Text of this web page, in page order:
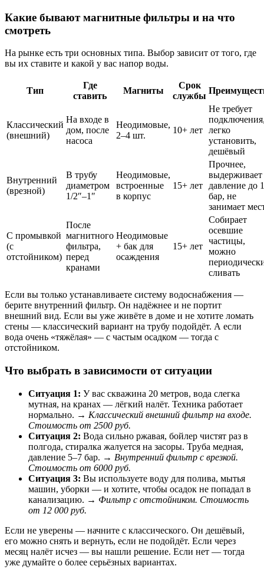
Какие бывают магнитные фильтры и на что
смотреть
На рынке есть три основных типа. Выбор зависит от того, где
вы их ставите и какой у вас напор воды.
Тип
Где
ставить
Магниты
Срок
службы
Классический
(внешний)
На входе в
дом, после
насоса
Неодимовые,
2–4 шт.
10+ лет
Не требует
легко
установить,
дешёвый
Внутренний
(врезной)
В трубу
диаметром
1/2″–1″
Неодимовые,
встроенные
в корпус
15+ лет
Прочнее,
выдерживает
давление до
бар, не
занимает
С промывкой
(с
отстойником)
После
магнитного
фильтра,
перед
кранами
Неодимовые
+ бак для
осаждения
15+ лет
Собирает
осевшие
частицы,
можно
сливать
Если вы только устанавливаете систему водоснабжения —
берите внутренний фильтр. Он надёжнее и не портит
внешний вид. Если вы уже живёте в доме и не хотите ломать
стены — классический вариант на трубу подойдёт. А если
вода очень «тяжёлая» — с частым осадком — тогда с
отстойником.
Что выбрать в зависимости от ситуации
Ситуация 1: У вас скважина 20 метров, вода слегка
мутная, на кранах — лёгкий налёт. Техника работает
нормально. → Классический внешний фильтр на входе.
Стоимость от 2500 руб.
Ситуация 2: Вода сильно ржавая, бойлер чистят раз в
полгода, стиралка жалуется на засоры. Труба медная,
давление 5–7 бар. → Внутренний фильтр с врезкой.
Стоимость от 6000 руб.
Ситуация 3: Вы используете воду для полива, мытья
машин, уборки — и хотите, чтобы осадок не попадал в
канализацию. → Фильтр с отстойником. Стоимость
от 12 000 руб.
Если не уверены — начните с классического. Он дешёвый,
его можно снять и вернуть, если не подойдёт. Если через
месяц налёт исчез — вы нашли решение. Если нет — тогда
уже думайте о более серьёзных вариантах.